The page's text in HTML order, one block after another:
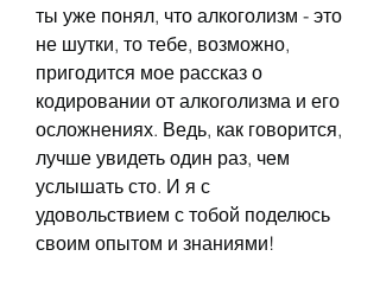
ты уже понял, что алкоголизм - это
не шутки, то тебе, возможно,
пригодится мое рассказ о
кодировании от алкоголизма и его
осложнениях. Ведь, как говорится,
лучше увидеть один раз, чем
услышать сто. И я с
удовольствием с тобой поделюсь
своим опытом и знаниями!